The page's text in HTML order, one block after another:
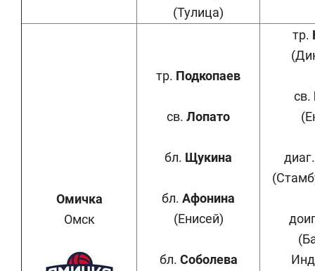
(Тулица)
Омичка
Омск
тр. Подкопаев
св. Лопато
бл. Щукина
бл. Афонина
(Енисей)
бл. Соболева
тр.
св.